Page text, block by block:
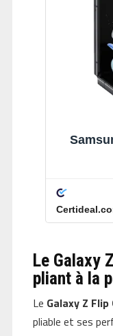
Le Galaxy
pliant à la
Le Galaxy Z Flip
pliable et ses